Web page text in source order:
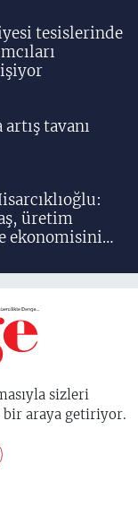
tesislerinde
tavanı
üretim
ekonomisinin
sizleri
araya getiriyor.